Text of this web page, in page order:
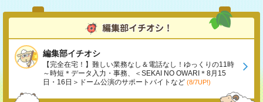
編集部イチオシ
【完全在宅！】難しい業務なし＆電話なし！ゆっくりの11時
～時短＊データ入力・事務、＜SEKAI NO OWARI＊8月15
日・16日＞ドーム公演のサポートバイトなど (8/7UP!)